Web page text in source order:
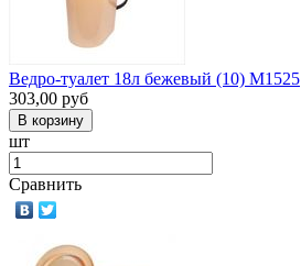
Ведро-туалет 18л бежевый (10) М1525
303,00 руб
шт
Сравнить